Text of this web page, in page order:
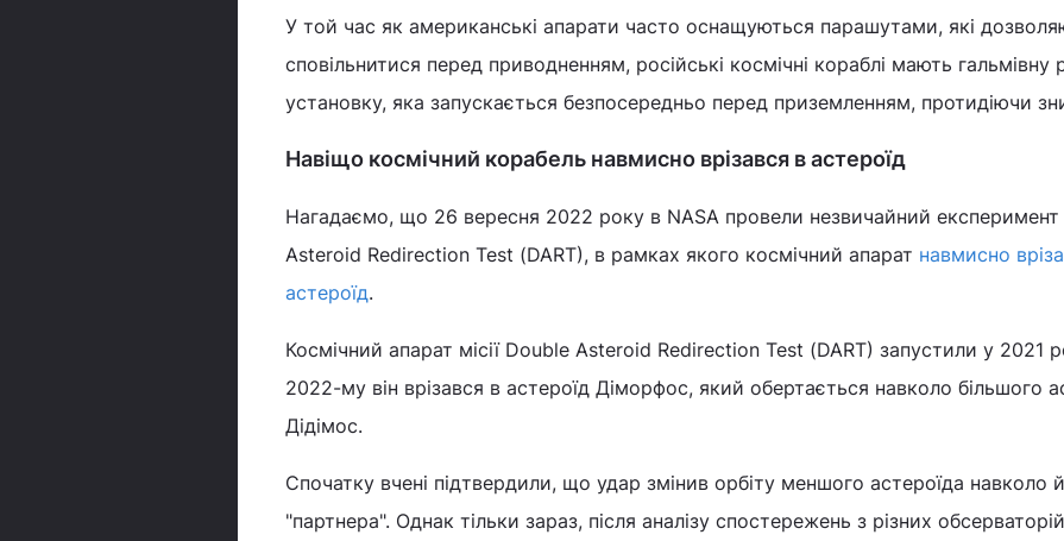
У той час як американські апарати часто оснащуються парашутами, які
сповільнитися перед приводненням, російські космічні кораблі мають гальмівну
установку, яка запускається безпосередньо перед приземленням, протидіючи
Навіщо космічний корабель навмисно врізався в астероїд
Нагадаємо, що 26 вересня 2022 року в NASA провели незвичайний
Asteroid Redirection Test (DART), в рамках якого космічний апарат навмисно
астероїд.
Космічний апарат місії Double Asteroid Redirection Test (DART) запустили у 2021
2022-му він врізався в астероїд Діморфос, який обертається навколо більшого
Дідімос.
Спочатку вчені підтвердили, що удар змінив орбіту меншого астероїда навколо
"партнера". Однак тільки зараз, після аналізу спостережень з різних